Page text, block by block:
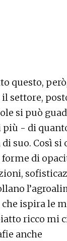
questo,
settore,
si può
- di
suo. Così si
di
ispira le
ricco mi ci
anche